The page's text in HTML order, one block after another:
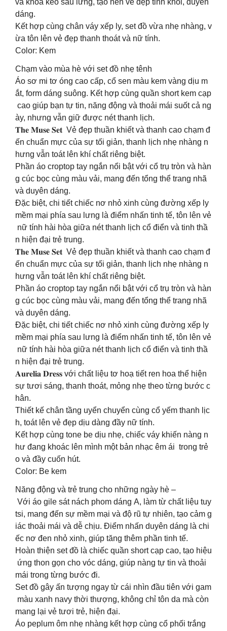
và khóa kéo sau lưng, tạo nên vẻ đẹp tinh khôi, duyên
dáng.
Kết hợp cùng chân váy xếp ly, set đồ vừa nhẹ nhàng, v
ừa tôn lên vẻ đẹp thanh thoát và nữ tính.
Color: Kem
Chạm vào mùa hè với set đồ nhẹ tênh
Áo sơ mi tơ óng cao cấp, cổ sen màu kem vàng dịu m
ắt, form dáng suông. Kết hợp cùng quần short kem cạp
cao giúp bạn tự tin, năng động và thoải mái suốt cả ng
ày, nhưng vẫn giữ được nét thanh lịch.
𝐓𝐡𝐞 𝐌𝐮𝐬𝐞 𝐒𝐞𝐭 Vẻ đẹp thuần khiết và thanh cao chạm đ
ến chuẩn mực của sự tối giản, thanh lịch nhẹ nhàng n
hưng vẫn toát lên khí chất riêng biệt.
Phần áo croptop tay ngắn nổi bật với cổ trụ tròn và hàn
g cúc bọc cùng màu vải, mang đến tổng thể trang nhã
và duyên dáng.
Đặc biệt, chi tiết chiếc nơ nhỏ xinh cùng đường xếp ly
mềm mại phía sau lưng là điểm nhấn tinh tế, tôn lên vẻ
nữ tính hài hòa giữa nét thanh lịch cổ điển và tinh thầ
n hiện đại trẻ trung.
𝐓𝐡𝐞 𝐌𝐮𝐬𝐞 𝐒𝐞𝐭 Vẻ đẹp thuần khiết và thanh cao chạm đ
ến chuẩn mực của sự tối giản, thanh lịch nhẹ nhàng n
hưng vẫn toát lên khí chất riêng biệt.
Phần áo croptop tay ngắn nổi bật với cổ trụ tròn và hàn
g cúc bọc cùng màu vải, mang đến tổng thể trang nhã
và duyên dáng.
Đặc biệt, chi tiết chiếc nơ nhỏ xinh cùng đường xếp ly
mềm mại phía sau lưng là điểm nhấn tinh tế, tôn lên vẻ
nữ tính hài hòa giữa nét thanh lịch cổ điển và tinh thầ
n hiện đại trẻ trung.
𝐀𝐮𝐫𝐞𝐥𝐢𝐚 𝐃𝐫𝐞𝐬𝐬 với chất liệu tơ hoạ tiết ren hoa thể hiện
sự tươi sáng, thanh thoát, mỏng nhẹ theo từng bước c
hân.
Thiết kế chân tầng uyển chuyển cùng cổ yếm thanh lịc
h, toát lên vẻ đẹp dịu dàng đầy nữ tính.
Kết hợp cùng tone be dịu nhẹ, chiếc váy khiến nàng n
hư đang khoác lên mình một bản nhạc êm ái trong trẻ
o và đầy cuốn hút.
Color: Be kem
Năng động và trẻ trung cho những ngày hè –
Với áo gile sát nách phom dáng A, làm từ chất liệu tuy
tsi, mang đến sự mềm mại và độ rũ tự nhiên, tạo cảm g
iác thoải mái và dễ chịu. Điểm nhấn duyên dáng là chi
ếc nơ đen nhỏ xinh, giúp tăng thêm phần tinh tế.
Hoàn thiện set đồ là chiếc quần short cạp cao, tạo hiệu
ứng thon gọn cho vóc dáng, giúp nàng tự tin và thoải
mái trong từng bước đi.
Set đồ gây ấn tượng ngay từ cái nhìn đầu tiên với gam
màu xanh navy thời thượng, không chỉ tôn da mà còn
mang lại vẻ tươi trẻ, hiện đại.
Áo peplum ôm nhẹ nhàng kết hợp cùng cổ phối trắng